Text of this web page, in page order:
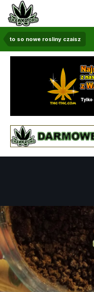
to so nowe rosliny czaisz